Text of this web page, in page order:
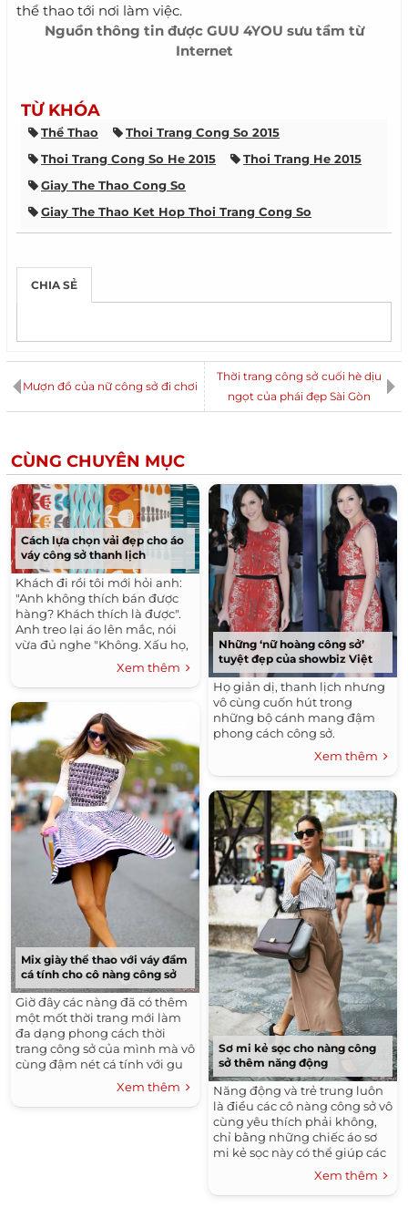
thể thao tới nơi làm việc.
Nguồn thông tin được GUU 4YOU sưu tầm từ
Internet
TỪ KHÓA
Thể Thao
Thoi Trang Cong So 2015
Thoi Trang Cong So He 2015
Thoi Trang He 2015
Giay The Thao Cong So
Giay The Thao Ket Hop Thoi Trang Cong So
Quan Culottes Va Giay The Thao
CHIA SẺ
Mượn đồ của nữ công sở đi chơi
Thời trang công sở cuối hè dịu
ngọt của phái đẹp Sài Gòn
CÙNG CHUYÊN MỤC
Cách lựa chọn vải đẹp cho áo
váy công sở thanh lịch
Khách đi rồi tôi mới hỏi anh:
"Anh không thích bán được
hàng? Khách thích là được".
Anh treo lại áo lên mắc, nói
vừa đủ nghe "Không. Xấu họ,
Xem thêm
Mix giày thể thao với váy đầm
cá tính cho cô nàng công sở
Giờ đây các nàng đã có thêm
một mốt thời trang mới làm
đa dạng phong cách thời
trang công sở của mình mà vô
cùng đậm nét cá tính với gu
Xem thêm
Những ‘nữ hoàng công sở’
tuyệt đẹp của showbiz Việt
Họ giản dị, thanh lịch nhưng
vô cùng cuốn hút trong
những bộ cánh mang đậm
phong cách công sở.
Xem thêm
Sơ mi kẻ sọc cho nàng công
sở thêm năng động
Năng động và trẻ trung luôn
là điều các cô nàng công sở vô
cùng yêu thích phải không,
chỉ bằng những chiếc áo sơ
mi kẻ sọc này có thể giúp các
quý cô có thêm nhiều sự lựa
chọn cho sự kết hợp với gu
thời trang của mình vô cùng
Xem thêm